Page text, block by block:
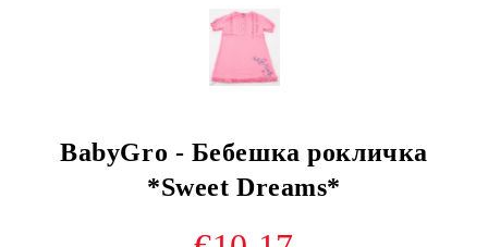
BabyGro - Бебешка рокличка
*Sweet Dreams*